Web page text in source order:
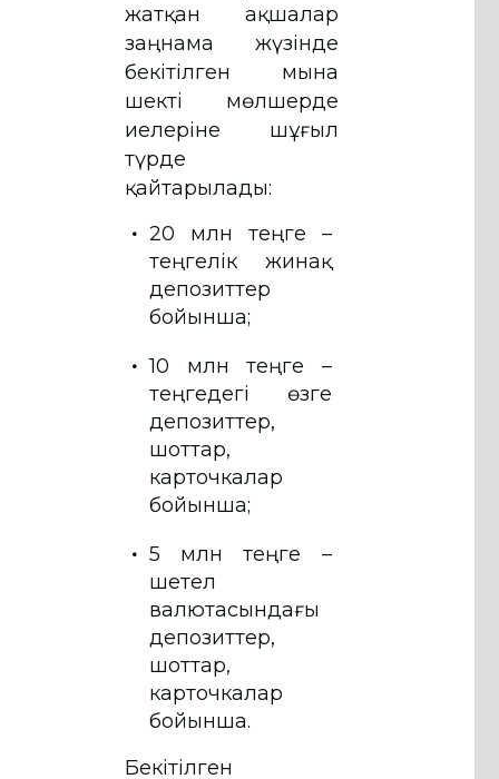
жатқан ақшалар
заңнама жүзінде
бекітілген мына
шекті мөлшерде
иелеріне шұғыл
түрде
қайтарылады:
20 млн теңге –
теңгелік жинақ
депозиттер
бойынша;
10 млн теңге –
теңгедегі өзге
депозиттер,
шоттар,
карточкалар
бойынша;
5 млн теңге –
шетел
валютасындағы
депозиттер,
шоттар,
карточкалар
бойынша.
Бекітілген